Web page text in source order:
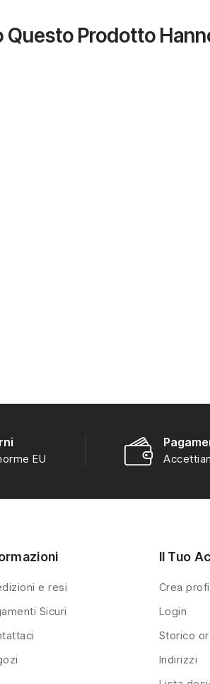
con miniature
semplici
da montaree pensate
Prodotto
EU
e resi
Sicuri
Il Tuo
Crea
Login
Storico
Indirizzi